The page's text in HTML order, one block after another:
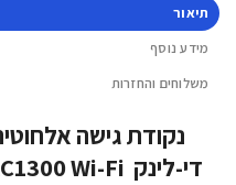
תיאור
מידע נוסף
משלוחים והחזרות
די-לינק D-LINK | DAP-1620 | AC1300 Wi-Fi